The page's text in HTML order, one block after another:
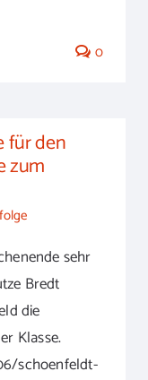
0
für den
zum
sehr
Bredt
die
Klasse.
schoenfeldt-